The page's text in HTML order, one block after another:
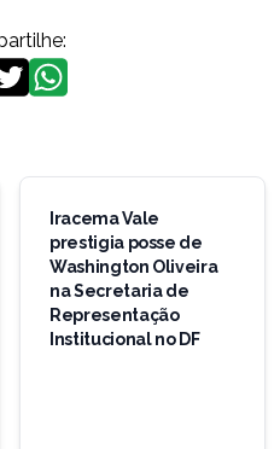
Iracema Vale
prestigia posse de
Washington Oliveira
na Secretaria de
Representação
Institucional no DF